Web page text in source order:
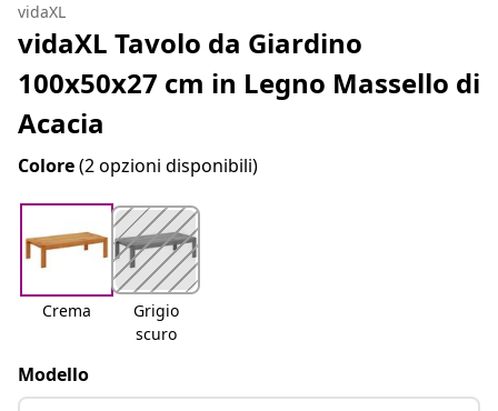
vidaXL
vidaXL Tavolo da Giardino
100x50x27 cm in Legno Massello di
Acacia
Colore(2 opzioni disponibili)
Crema
Grigio
scuro
Modello